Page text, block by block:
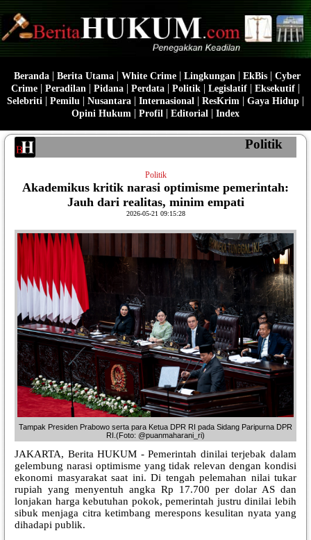
Beranda| Berita Utama| White Crime| Lingkungan | EkBis| Cyber
Crime | Peradilan | Pidana | Perdata | Politik | Legislatif | Eksekutif |
Selebriti | Pemilu | Nusantara | Internasional | ResKrim | Gaya Hidup |
Opini Hukum | Profil | Editorial | Index
Politik
Politik
Akademikus kritik narasi optimisme pemerintah:
Jauh dari realitas, minim empati
2026-05-21 09:15:28
Tampak Presiden Prabowo serta para Ketua DPR RI pada Sidang Paripurna DPR
RI.(Foto: @puanmaharani_ri)
JAKARTA, Berita HUKUM - Pemerintah dinilai terjebak dalam
gelembung narasi optimisme yang tidak relevan dengan kondisi
ekonomi masyarakat saat ini. Di tengah pelemahan nilai tukar
rupiah yang menyentuh angka Rp 17.700 per dolar AS dan
lonjakan harga kebutuhan pokok, pemerintah justru dinilai lebih
sibuk menjaga citra ketimbang merespons kesulitan nyata yang
dihadapi publik.